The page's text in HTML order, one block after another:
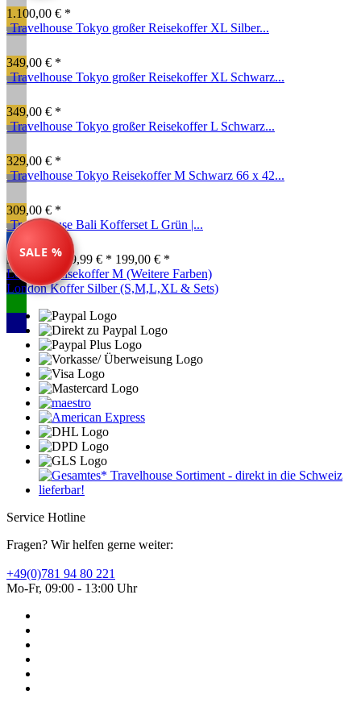
1.100,00 € *
Travelhouse Tokyo großer Reisekoffer XL Silber...
349,00 € *
Travelhouse Tokyo großer Reisekoffer XL Schwarz...
349,00 € *
Travelhouse Tokyo großer Reisekoffer L Schwarz...
329,00 € *
Travelhouse Tokyo Reisekoffer M Schwarz 66 x 42...
309,00 € *
SALE %
Travelhouse Bali Kofferset L Grün |...
Farben ab: 79,99 € * 199,00 € *
London Reisekoffer M (Weitere Farben)
London Koffer Silber (S,M,L,XL & Sets)
Service Hotline
Fragen? Wir helfen gerne weiter:
+49(0)781 94 80 221
Mo-Fr, 09:00 - 13:00 Uhr